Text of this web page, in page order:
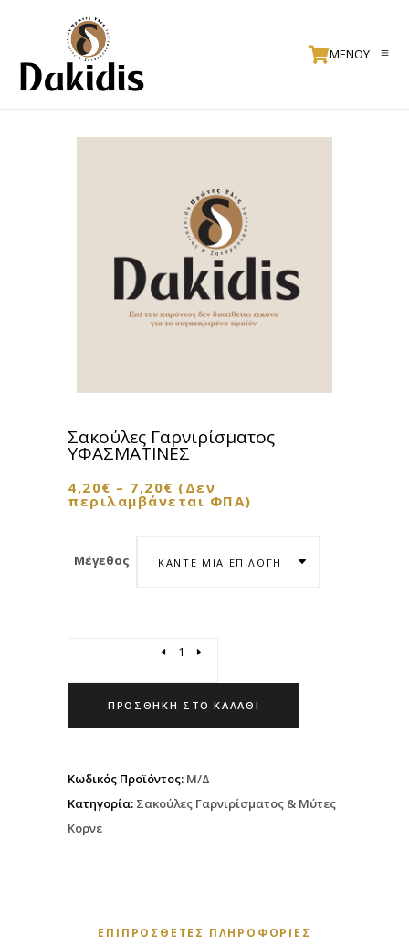
ΜΕΝΟΥ
Σακούλες Γαρνιρίσματος
ΥΦΑΣΜΑΤΙΝΕΣ
4,20€ – 7,20€ (Δεν
περιλαμβάνεται ΦΠΑ)
Μέγεθος ΚΆΝΤΕ ΜΊΑ ΕΠΙΛΟΓΉ
ΠΡΟΣΘΉΚΗ ΣΤΟ ΚΑΛΆΘΙ
Κωδικός Προϊόντος: Μ/Δ
Κατηγορία: Σακούλες Γαρνιρίσματος & Μύτες
Κορνέ
ΕΠΙΠΡΌΣΘΕΤΕΣ ΠΛΗΡΟΦΟΡΊΕΣ